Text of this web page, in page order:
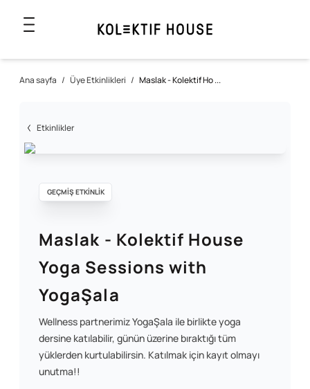
Ana sayfa / Üye Etkinlikleri / Maslak - Kolektif Ho ...
Etkinlikler
GEÇMİŞ ETKİNLİK
Maslak - Kolektif House
Yoga Sessions with
YogaŞala
Wellness partnerimiz YogaŞala ile birlikte yoga
dersine katılabilir, günün üzerine bıraktığı tüm
yüklerden kurtulabilirsin. Katılmak için kayıt olmayı
unutma!!